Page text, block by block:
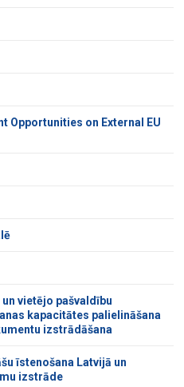
Opportunities on External EU
vietējo pašvaldību
kapacitātes palielināšana
izstrādāšana
īstenošana Latvijā un
izstrāde